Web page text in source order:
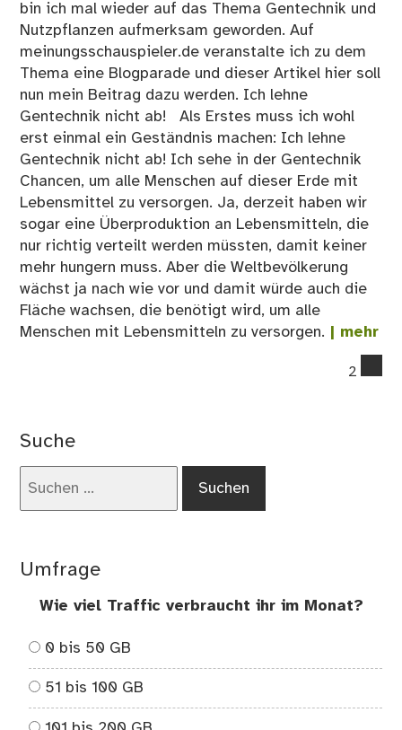
bin ich mal wieder auf das Thema Gentechnik und
Nutzpflanzen aufmerksam geworden. Auf
meinungsschauspieler.de veranstalte ich zu dem
Thema eine Blogparade und dieser Artikel hier soll
nun mein Beitrag dazu werden. Ich lehne
Gentechnik nicht ab! Als Erstes muss ich wohl
erst einmal ein Geständnis machen: Ich lehne
Gentechnik nicht ab! Ich sehe in der Gentechnik
Chancen, um alle Menschen auf dieser Erde mit
Lebensmittel zu versorgen. Ja, derzeit haben wir
sogar eine Überproduktion an Lebensmitteln, die
nur richtig verteilt werden müssten, damit keiner
mehr hungern muss. Aber die Weltbevölkerung
wächst ja nach wie vor und damit würde auch die
Fläche wachsen, die benötigt wird, um alle
Menschen mit Lebensmitteln zu versorgen. | mehr
2
Suche
Umfrage
Wie viel Traffic verbraucht ihr im Monat?
0 bis 50 GB
51 bis 100 GB